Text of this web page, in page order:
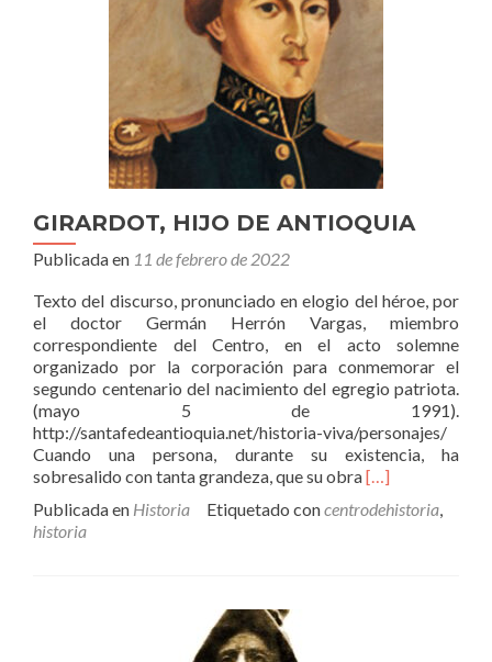
GIRARDOT, HIJO DE ANTIOQUIA
Publicada en 11 de febrero de 2022
Texto del discurso, pronunciado en elogio del héroe, por
el doctor Germán Herrón Vargas, miembro
correspondiente del Centro, en el acto solemne
organizado por la corporación para conmemorar el
segundo centenario del nacimiento del egregio patriota.
(mayo 5 de 1991).
http://santafedeantioquia.net/historia-viva/personajes/
Cuando una persona, durante su existencia, ha
sobresalido con tanta grandeza, que su obraLeer
HIJO
[…]
Publicada en Historia Etiquetado concentrodehistoria,
historia